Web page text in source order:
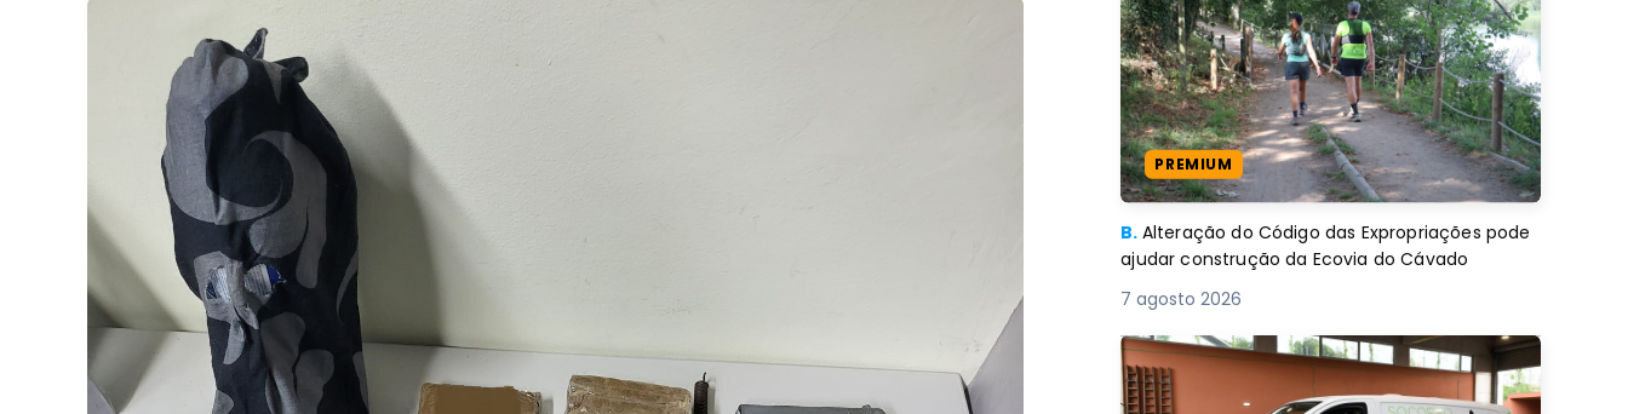
PREMIUM
B. Alteração do Código das Expropriações pode
ajudar construção da Ecovia do Cávado
7 agosto 2026